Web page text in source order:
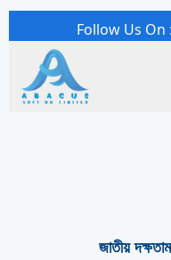
Follow Us On :
জাতীয়